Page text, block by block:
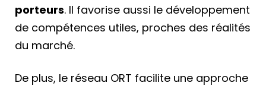
porteurs. Il favorise aussi le développement
de compétences utiles, proches des réalités
du marché.
De plus, le réseau ORT facilite une approche